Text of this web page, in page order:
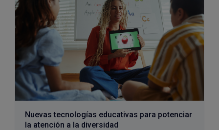
Nuevas tecnologías educativas para potenciar
la atención a la diversidad